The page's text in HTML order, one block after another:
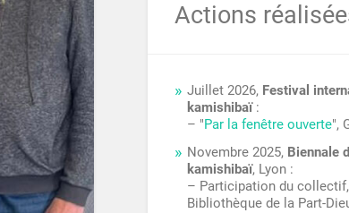
Actions
Juillet 2026, Festival
kamishibaï:
– "Par la fenêtre ouverte",
Novembre 2025, Biennale
kamishibaï, Lyon :
– Participation du collectif,
Bibliothèque de la Part-